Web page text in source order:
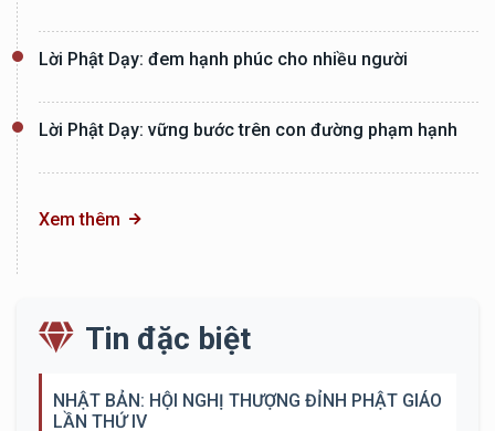
Lời Phật Dạy: đem hạnh phúc cho nhiều người
Lời Phật Dạy: vững bước trên con đường phạm hạnh
Xem thêm
Tin đặc biệt
NHẬT BẢN: HỘI NGHỊ THƯỢNG ĐỈNH PHẬT GIÁO
LẦN THỨ IV